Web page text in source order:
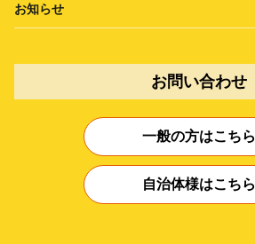
お知らせ
お問い合わせ
一般の方はこちら
自治体様はこちら